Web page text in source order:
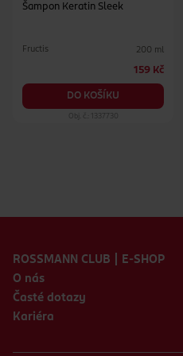
Šampon Keratin Sleek
Fructis 200 ml
159 Kč
DO KOŠÍKU
ROSSMANN CLUB | E-SHOP
O nás
Časté dotazy
Kariéra